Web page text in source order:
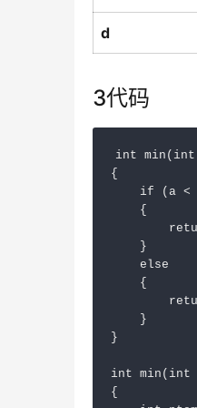
d
3代码
int
{
if (a <
    {
    }
    else
    {
    }
}
int
{